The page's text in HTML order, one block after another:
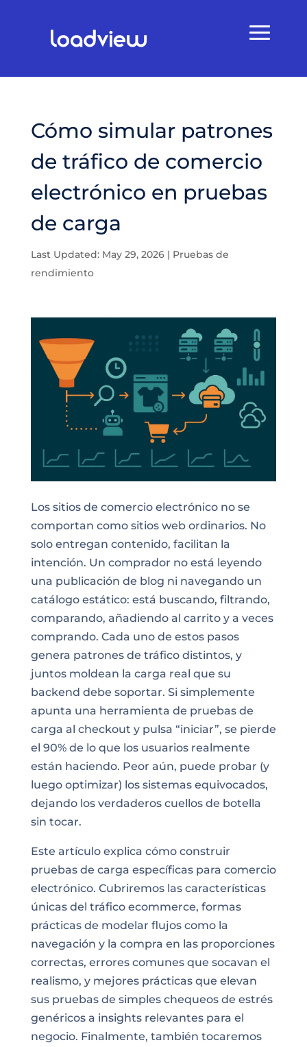
Cómo simular patrones
de tráfico de comercio
electrónico en pruebas
de carga
Last Updated: May 29, 2026| Pruebas de
rendimiento
Los sitios de comercio electrónico no se
comportan como sitios web ordinarios. No
solo entregan contenido, facilitan la
intención. Un comprador no está leyendo
una publicación de blog ni navegando un
catálogo estático: está buscando, filtrando,
comparando, añadiendo al carrito y a veces
comprando. Cada uno de estos pasos
genera patrones de tráfico distintos, y
juntos moldean la carga real que su
backend debe soportar. Si simplemente
apunta una herramienta de pruebas de
carga al checkout y pulsa “iniciar”, se pierde
el 90% de lo que los usuarios realmente
están haciendo. Peor aún, puede probar (y
luego optimizar) los sistemas equivocados,
dejando los verdaderos cuellos de botella
sin tocar.
Este artículo explica cómo construir
pruebas de carga específicas para comercio
electrónico. Cubriremos las características
únicas del tráfico ecommerce, formas
prácticas de modelar flujos como la
navegación y la compra en las proporciones
correctas, errores comunes que socavan el
realismo, y mejores prácticas que elevan
sus pruebas de simples chequeos de estrés
genéricos a insights relevantes para el
negocio. Finalmente, también tocaremos